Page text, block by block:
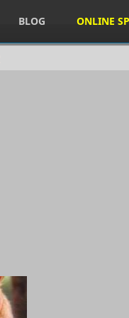
BLOG ONLINE